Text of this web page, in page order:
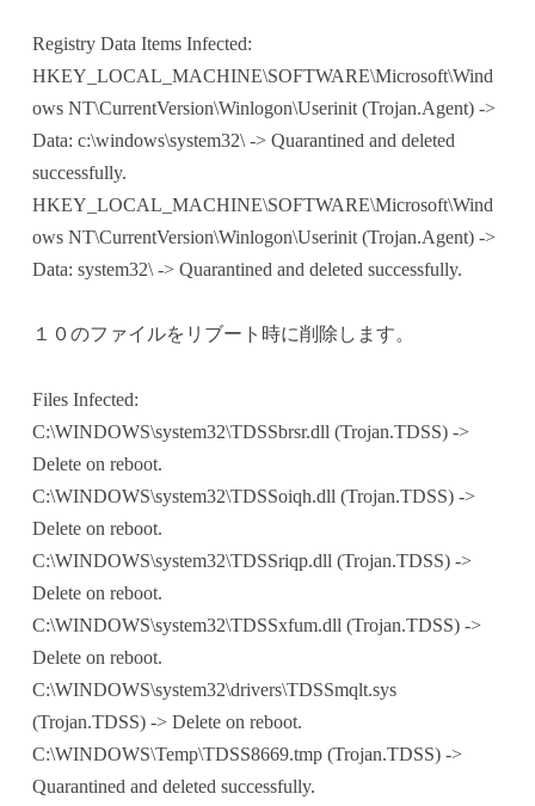
Registry Data Items Infected:
HKEY_LOCAL_MACHINE\SOFTWARE\Microsoft\Wind
ows NT\CurrentVersion\Winlogon\Userinit (Trojan.Agent) ->
Data: c:\windows\system32\ -> Quarantined and deleted
successfully.
HKEY_LOCAL_MACHINE\SOFTWARE\Microsoft\Wind
ows NT\CurrentVersion\Winlogon\Userinit (Trojan.Agent) ->
Data: system32\ -> Quarantined and deleted successfully.
１０のファイルをリブート時に削除します。
Files Infected:
C:\WINDOWS\system32\TDSSbrsr.dll (Trojan.TDSS) ->
Delete on reboot.
C:\WINDOWS\system32\TDSSoiqh.dll (Trojan.TDSS) ->
Delete on reboot.
C:\WINDOWS\system32\TDSSriqp.dll (Trojan.TDSS) ->
Delete on reboot.
C:\WINDOWS\system32\TDSSxfum.dll (Trojan.TDSS) ->
Delete on reboot.
C:\WINDOWS\system32\drivers\TDSSmqlt.sys
(Trojan.TDSS) -> Delete on reboot.
C:\WINDOWS\Temp\TDSS8669.tmp (Trojan.TDSS) ->
Quarantined and deleted successfully.